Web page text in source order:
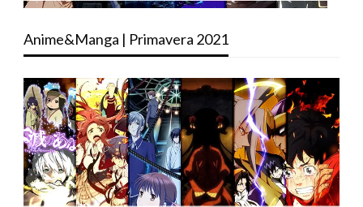
Anime&Manga | Primavera 2021